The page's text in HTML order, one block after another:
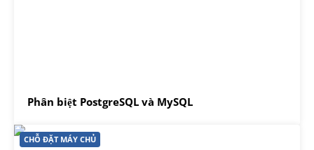
Phân biệt PostgreSQL và MySQL
CHỖ ĐẶT MÁY CHỦ